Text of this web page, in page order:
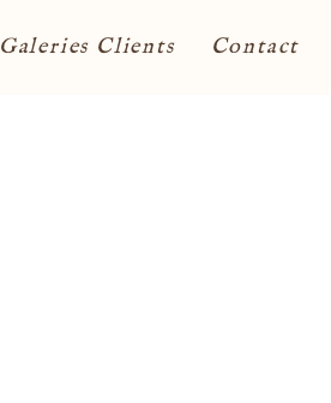
Galeries Clients Contact